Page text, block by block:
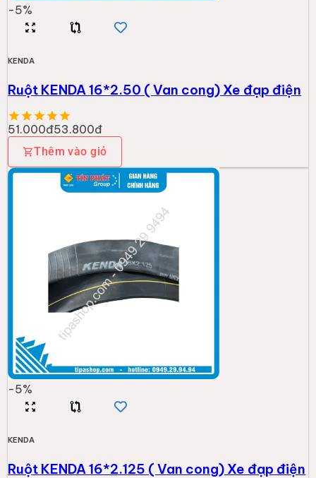
-5%
KENDA
Ruột KENDA 16*2.50 ( Van cong) Xe đạp điện
51.000đ53.800đ
Thêm vào giỏ
-5%
KENDA
Ruột KENDA 16*2.125 ( Van cong) Xe đạp điện